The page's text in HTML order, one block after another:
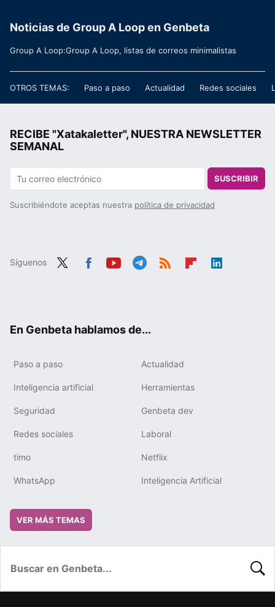
Noticias de Group A Loop en Genbeta
Group A Loop:Group A Loop, listas de correos minimalistas
OTROS TEMAS: Paso a paso Actualidad Redes sociales
RECIBE "Xatakaletter", NUESTRA NEWSLETTER
SEMANAL
SUSCRIBIR
Suscribiéndote aceptas nuestra política de privacidad
Síguenos
En Genbeta hablamos de...
Paso a paso Actualidad
Inteligencia artificial Herramientas
Seguridad Genbeta dev
Redes sociales Laboral
timo Netflix
WhatsApp Inteligencia Artificial
VER MÁS TEMAS